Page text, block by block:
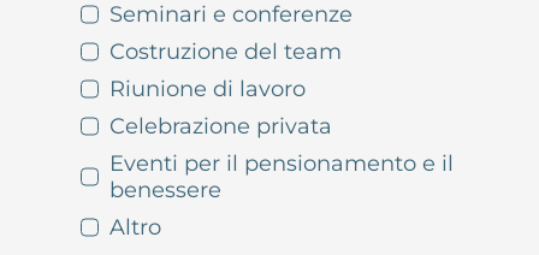
Seminari e conferenze
Costruzione del team
Riunione di lavoro
Celebrazione privata
Eventi per il pensionamento e il
benessere
Altro